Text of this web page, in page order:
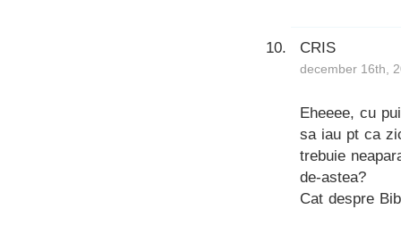
CRIS
december 16th,
Eheeee, cu
sa iau pt ca
trebuie
de-astea?
Cat despre